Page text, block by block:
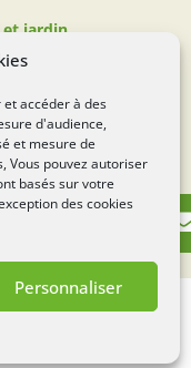
accéder à des
d'audience,
et mesure de
Vous pouvez autoriser
basés sur votre
des cookies
Personnaliser
et jardin